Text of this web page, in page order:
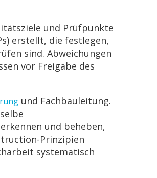
und Prüfpunkte
erstellt, die festlegen,
sind. Abweichungen
vor Freigabe des
und Fachbauleitung.
und beheben,
Prinzipien
systematisch